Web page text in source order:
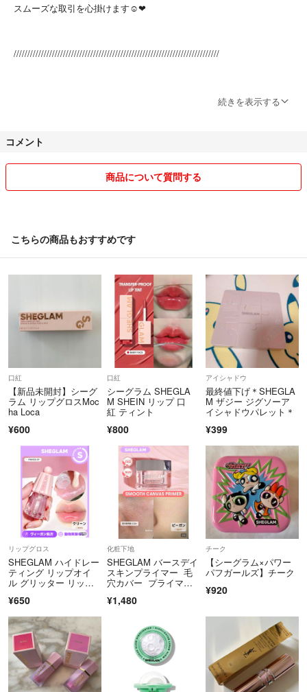
スムーズな取引を心掛けます☺︎❤︎
///////////////////////////////////////////////////////////////////////////
❤︎ 即購入OK
額】を必ずお書き添え下さい
ムがあればぜひお気軽にお声掛け下さい
❤︎ 少しでも気になる点があればどうぞご購入前に細かくご質問下さい
❤︎ コメントのやり取り中でも先にご購入された方を優先とさせていた
❤︎ 悪評価の多い方・取引に不安を感じる方との交渉はお断りさせてい
ただく場合がありますのでご理解下さい
❤︎ すり替え防止のため購入後はNC・NRでお願いします
❤︎ 出来るかぎり誠実なご紹介を心掛けていますが、あくまでも一度は
人の手に渡ったused品であることはご理解ください
❤︎ 他サイトに同時出品しているアイテムは、落札により突然出品を取
りやめることもあります
///////////////////////////////////////////////////////////////////////////
・画像つきで上下バラ売りと案内済みのお品を、上下セット売りと勘違
いされていたご購入者さまがおり、くもり評価あり
・画像と商品説明の両方でブランドを案内して販売していたお品を、全
続きを表示する
コメント
商品について質問する
こちらの商品もおすすめです
口紅
【新品未開封】シーグ
ラム リップグロスMoc
ha Loca
¥600
口紅
シーグラム SHEGLA
M SHEIN リップ 口
紅 ティント
¥800
アイシャドウ
最終値下げ＊SHEGLA
M ザジー ジグソーア
イシャドウパレット＊
¥399
リップグロス
SHEGLAM ハイドレー
ティング リップオイ
ル グリッター リップ
¥650
化粧下地
SHEGLAM バースデイ
スキンプライマー 毛
穴カバー プライマ
¥1,480
チーク
【シーグラム×パワー
パフガールズ】チーク
¥920